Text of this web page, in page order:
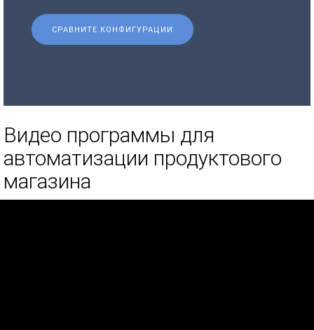
СРАВНИТЕ КОНФИГУРАЦИИ
Видео программы для
автоматизации продуктового
магазина